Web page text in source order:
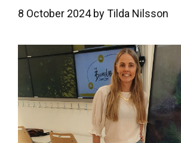
8 October 2024 byTilda Nilsson